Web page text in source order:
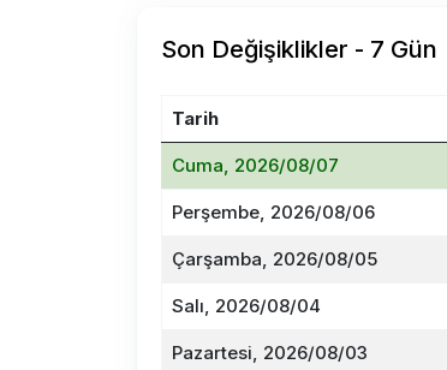
Son Değişiklikler - 7 Gün
Tarih
Cuma, 2026/08/07
Perşembe, 2026/08/06
Çarşamba, 2026/08/05
Salı, 2026/08/04
Pazartesi, 2026/08/03